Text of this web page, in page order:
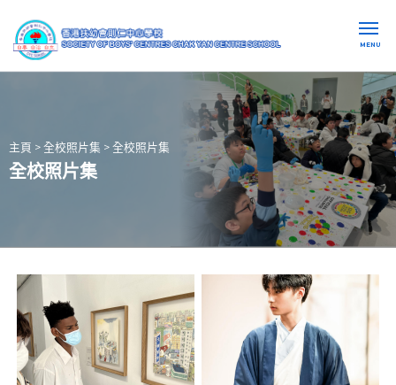
MENU
主頁 > 全校照片集 > 全校照片集
全校照片集